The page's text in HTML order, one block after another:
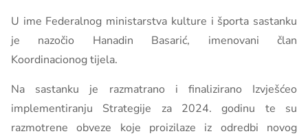
U ime Federalnog ministarstva kulture i športa sastanku
je nazočio Hanadin Basarić, imenovani član
Koordinacionog tijela.
Na sastanku je razmatrano i finalizirano Izvješćeo
implementiranju Strategije za 2024. godinu te su
razmotrene obveze koje proizilaze iz odredbi novog